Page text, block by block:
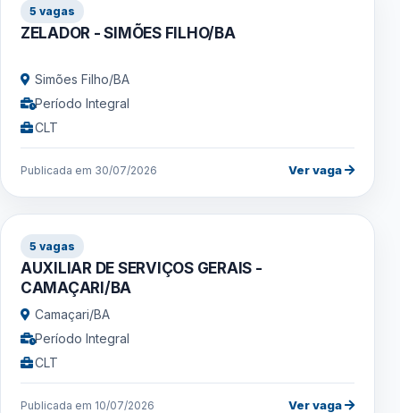
5 vagas
ZELADOR - SIMÕES FILHO/BA
Simões Filho/BA
Período Integral
CLT
Publicada em 30/07/2026 Ver vaga
5 vagas
AUXILIAR DE SERVIÇOS GERAIS -
CAMAÇARI/BA
Camaçari/BA
Período Integral
CLT
Publicada em 10/07/2026 Ver vaga